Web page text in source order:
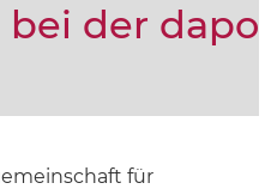
der dapo
für